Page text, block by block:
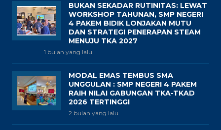
BUKAN SEKADAR RUTINITAS: LEWAT
WORKSHOP TAHUNAN, SMP NEGERI
4 PAKEM BIDIK LONJAKAN MUTU
DAN STRATEGI PENERAPAN STEAM
MENUJU TKA 2027
1 bulan yang lalu
MODAL EMAS TEMBUS SMA
UNGGULAN : SMP NEGERI 4 PAKEM
RAIH NILAI GABUNGAN TKA-TKAD
2026 TERTINGGI
2 bulan yang lalu